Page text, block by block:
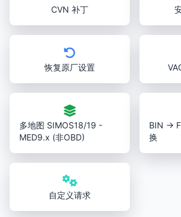
CVN 补丁
恢复原厂设置
多地图 SIMOS18/19 -
MED9.x (非OBD)
BIN →
换
自定义请求